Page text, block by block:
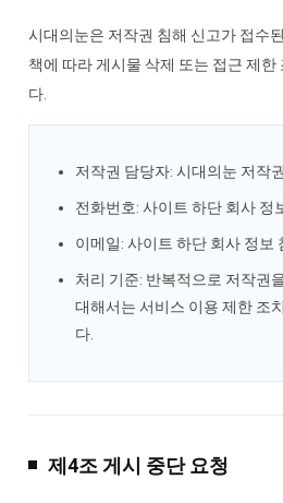
시대의눈은 저작권 침해 신고가 접수
책에 따라 게시물 삭제 또는 접근 제한
다.
저작권 담당자: 시대의눈 저작
전화번호: 사이트 하단 회사 정
이메일: 사이트 하단 회사 정보
처리 기준: 반복적으로 저작권
대해서는 서비스 이용 제한 조
다.
제4조 게시 중단 요청